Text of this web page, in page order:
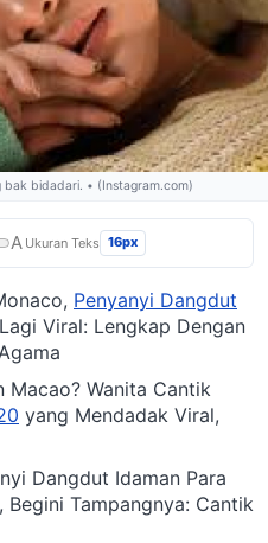
bak bidadari. • (Instagram.com)
A Ukuran Teks 16px
Penyanyi Dangdut
Viral: Lengkap Dengan
Macao? Wanita Cantik
yang Mendadak Viral,
Dangdut Idaman Para
Begini Tampangnya: Cantik